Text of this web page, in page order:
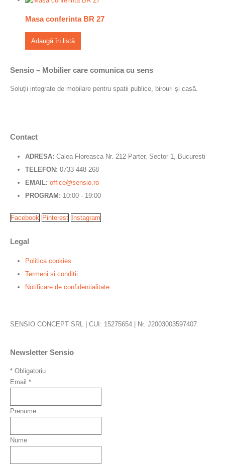
Masa conferinta BR 27
Adaugă în listă
Sensio – Mobilier care comunica cu sens
Soluții integrate de mobilare pentru spatii publice, birouri și casă.
Contact
ADRESA: Calea Floreasca Nr. 212-Parter, Sector 1, Bucuresti
TELEFON: 0733 448 268
EMAIL: office@sensio.ro
PROGRAM: 10:00 - 19:00
Facebook Pinterest Instagram
Legal
Politica cookies
Termeni si conditii
Notificare de confidentialitate
SENSIO CONCEPT SRL | CUI: 15275654 | Nr. J2003003597407
Newsletter Sensio
* Obligatoriu
Email *
Prenume
Nume